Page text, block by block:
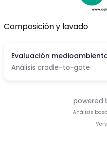
Composición y lavado